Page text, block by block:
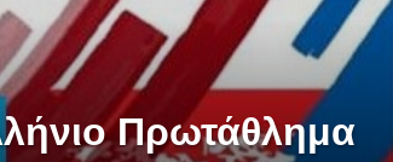
Πρωτάθλημα